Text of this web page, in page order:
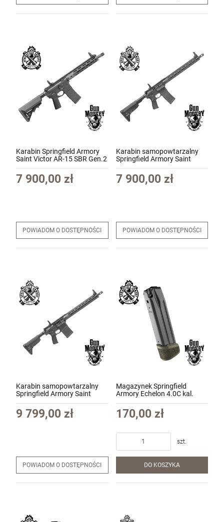
Karabin Springfield Armory
Saint Victor AR-15 SBR Gen.2
kal. 5,56x45mm/.223Rem
lufa 11.5" kol. Black
(STV911556B-V2-B5-PAC)
7 900,00 zł
POWIADOM O DOSTĘPNOŚCI
Karabin samopowtarzalny
Springfield Armory Saint
Victor AR-15 kal.
5,56x45mm/.223Rem lufa
16" kol. Black (STV916556B)
7 900,00 zł
POWIADOM O DOSTĘPNOŚCI
Karabin samopowtarzalny
Springfield Armory Saint
7.62x51mm/.308 Win lufa
16" kol. Black (STV916308B)
9 799,00 zł
POWIADOM O DOSTĘPNOŚCI
Magazynek Springfield
Armory Echelon 4.0C kal.
(HS-EC6018G)
170,00 zł
szt.
DO KOSZYKA